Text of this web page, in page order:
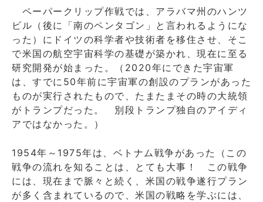
ペーパークリップ作戦では、アラバマ州のハンツ
ビル（後に「南のペンタゴン」と言われるようにな
った）にドイツの科学者や技術者を移住させ、そこ
で米国の航空宇宙科学の基礎が築かれ、現在に至る
研究開発が始まった。（2020年にできた宇宙軍
は、すでに50年前に宇宙軍の創設のプランがあった
ものが実行されたもので、たまたまその時の大統領
がトランプだった。 別段トランプ独自のアイディ
アではなかった。）
1954年～1975年は、ベトナム戦争があった（この
戦争の流れを知ることは、とても大事！ この戦争
には、現在まで脈々と続く、米国の戦争遂行プラン
が多く含まれているので、米国の戦略を学ぶには、